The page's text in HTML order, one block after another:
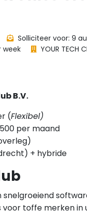
Solliciteer voor: 9
week YOUR TECH
B.V.
(Flexibel)
per maand
+ hybride
toffe merken